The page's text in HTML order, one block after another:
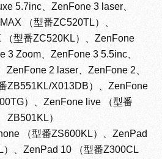
5.7inc、ZenFone 3 laser、
（型番ZC520TL）、
（型番ZC520KL）、ZenFone
3 Zoom、ZenFone 3 5.5inc、
ZenFone 2 laser、ZenFone 2、
ZB551KL/X013DB）、ZenFone
）、ZenFone live （型番
ZB501KL）
（型番ZS600KL）、ZenPad
）、ZenPad 10 （型番Z300CL